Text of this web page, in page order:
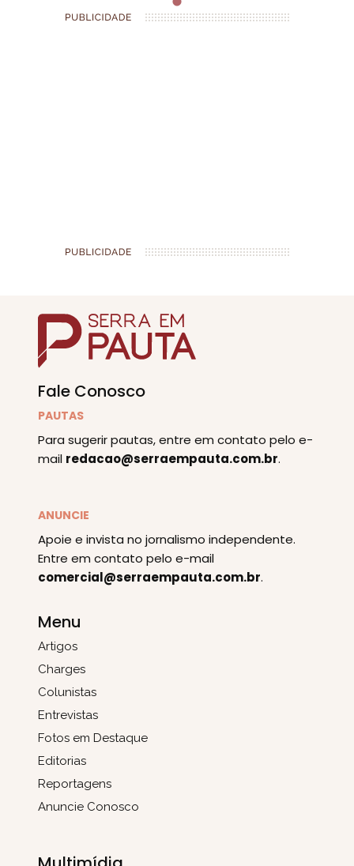
Fale Conosco
PAUTAS
Para sugerir pautas, entre em contato pelo e-
mail redacao@serraempauta.com.br.
ANUNCIE
Apoie e invista no jornalismo independente.
Entre em contato pelo e-mail
comercial@serraempauta.com.br.
Menu
Artigos
Charges
Colunistas
Entrevistas
Fotos em Destaque
Editorias
Reportagens
Anuncie Conosco